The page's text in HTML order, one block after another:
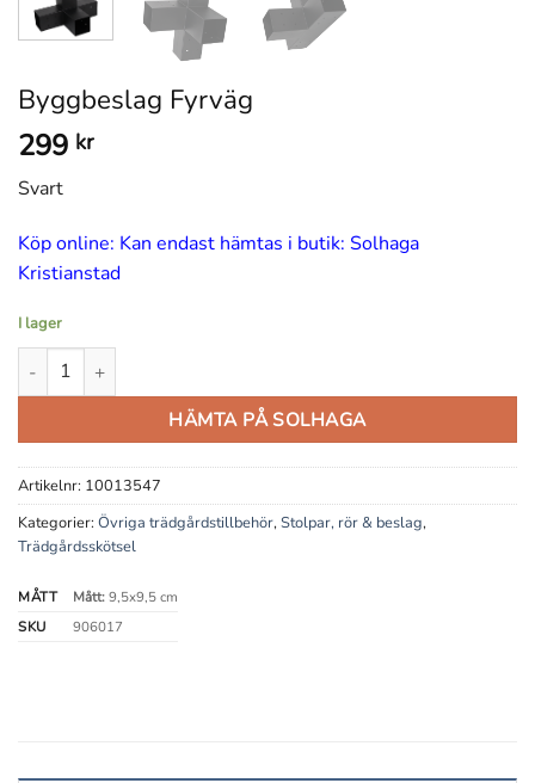
Byggbeslag Fyrväg
299 kr
Svart
Köp online: Kan endast hämtas i butik: Solhaga
Kristianstad
I lager
Byggbeslag Fyrväg mängd
HÄMTA PÅ SOLHAGA
Artikelnr: 10013547
Kategorier: Övriga trädgårdstillbehör,Stolpar, rör & beslag,
Trädgårdsskötsel
MÅTT Mått:9,5x9,5 cm
SKU
906017